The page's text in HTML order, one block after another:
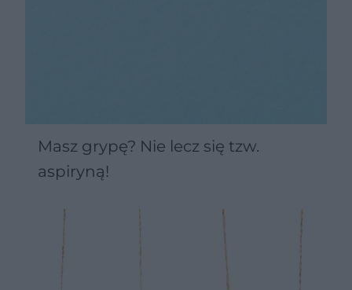
Masz grypę? Nie lecz się tzw.
aspiryną!